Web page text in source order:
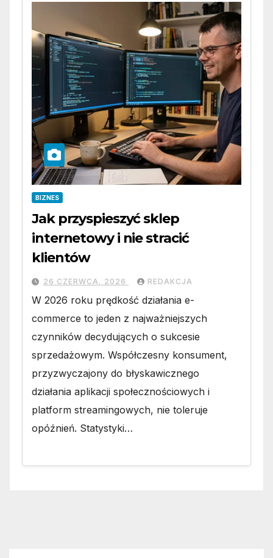
BIZNES
Jak przyspieszyć sklep
internetowy i nie stracić
klientów
26 CZERWCA, 2026 REDAKCJA
W 2026 roku prędkość działania e-
commerce to jeden z najważniejszych
czynników decydujących o sukcesie
sprzedażowym. Współczesny konsument,
przyzwyczajony do błyskawicznego
działania aplikacji społecznościowych i
platform streamingowych, nie toleruje
opóźnień. Statystyki…